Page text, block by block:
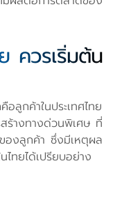
ควรเริ่มต้น
ลูกค้าในประเทศไทย
ร้างทางด่วนพิเศษ ที่
องลูกค้า ซึ่งมีเหตุผล
ไทยได้เปรียบอย่าง